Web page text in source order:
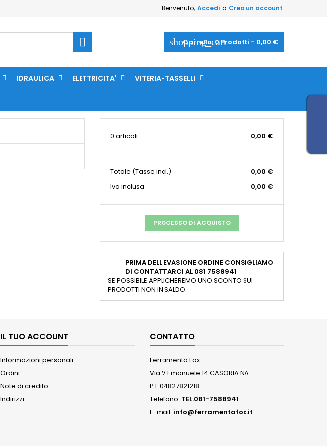
Benvenuto, Accedi o Crea un account
shopping_cart
Carrello:0Prodotti - 0,00 €

IDRAULICA ELETTRICITA' VITERIA-TASSELLI
0 articoli 0,00 €
Totale (Tasse incl.)
0,00 €
Iva inclusa
0,00 €
PROCESSO DI ACQUISTO
PRIMA DELL'EVASIONE ORDINE CONSIGLIAMO
DI CONTATTARCI AL 081 7588941
SE POSSIBILE APPLICHEREMO UNO SCONTO SUI
PRODOTTI NON IN SALDO.
IL TUO ACCOUNT
Informazioni personali
Ordini
Note di credito
Indirizzi
CONTATTO
Ferramenta Fox
Via V.Emanuele 14 CASORIA NA
P.I. 04827821218
Telefono: TEL.081-7588941
E-mail: info@ferramentafox.it